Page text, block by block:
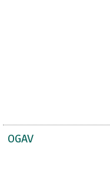
OGAV